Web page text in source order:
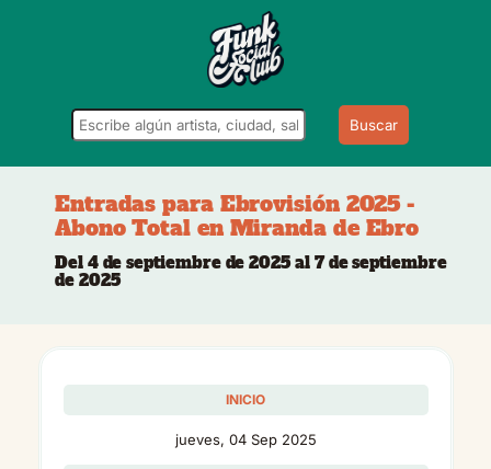
Buscar
Entradas para Ebrovisión 2025 -
Abono Total en Miranda de Ebro
Del 4 de septiembre de 2025 al 7 de septiembre
de 2025
INICIO
jueves, 04 Sep 2025